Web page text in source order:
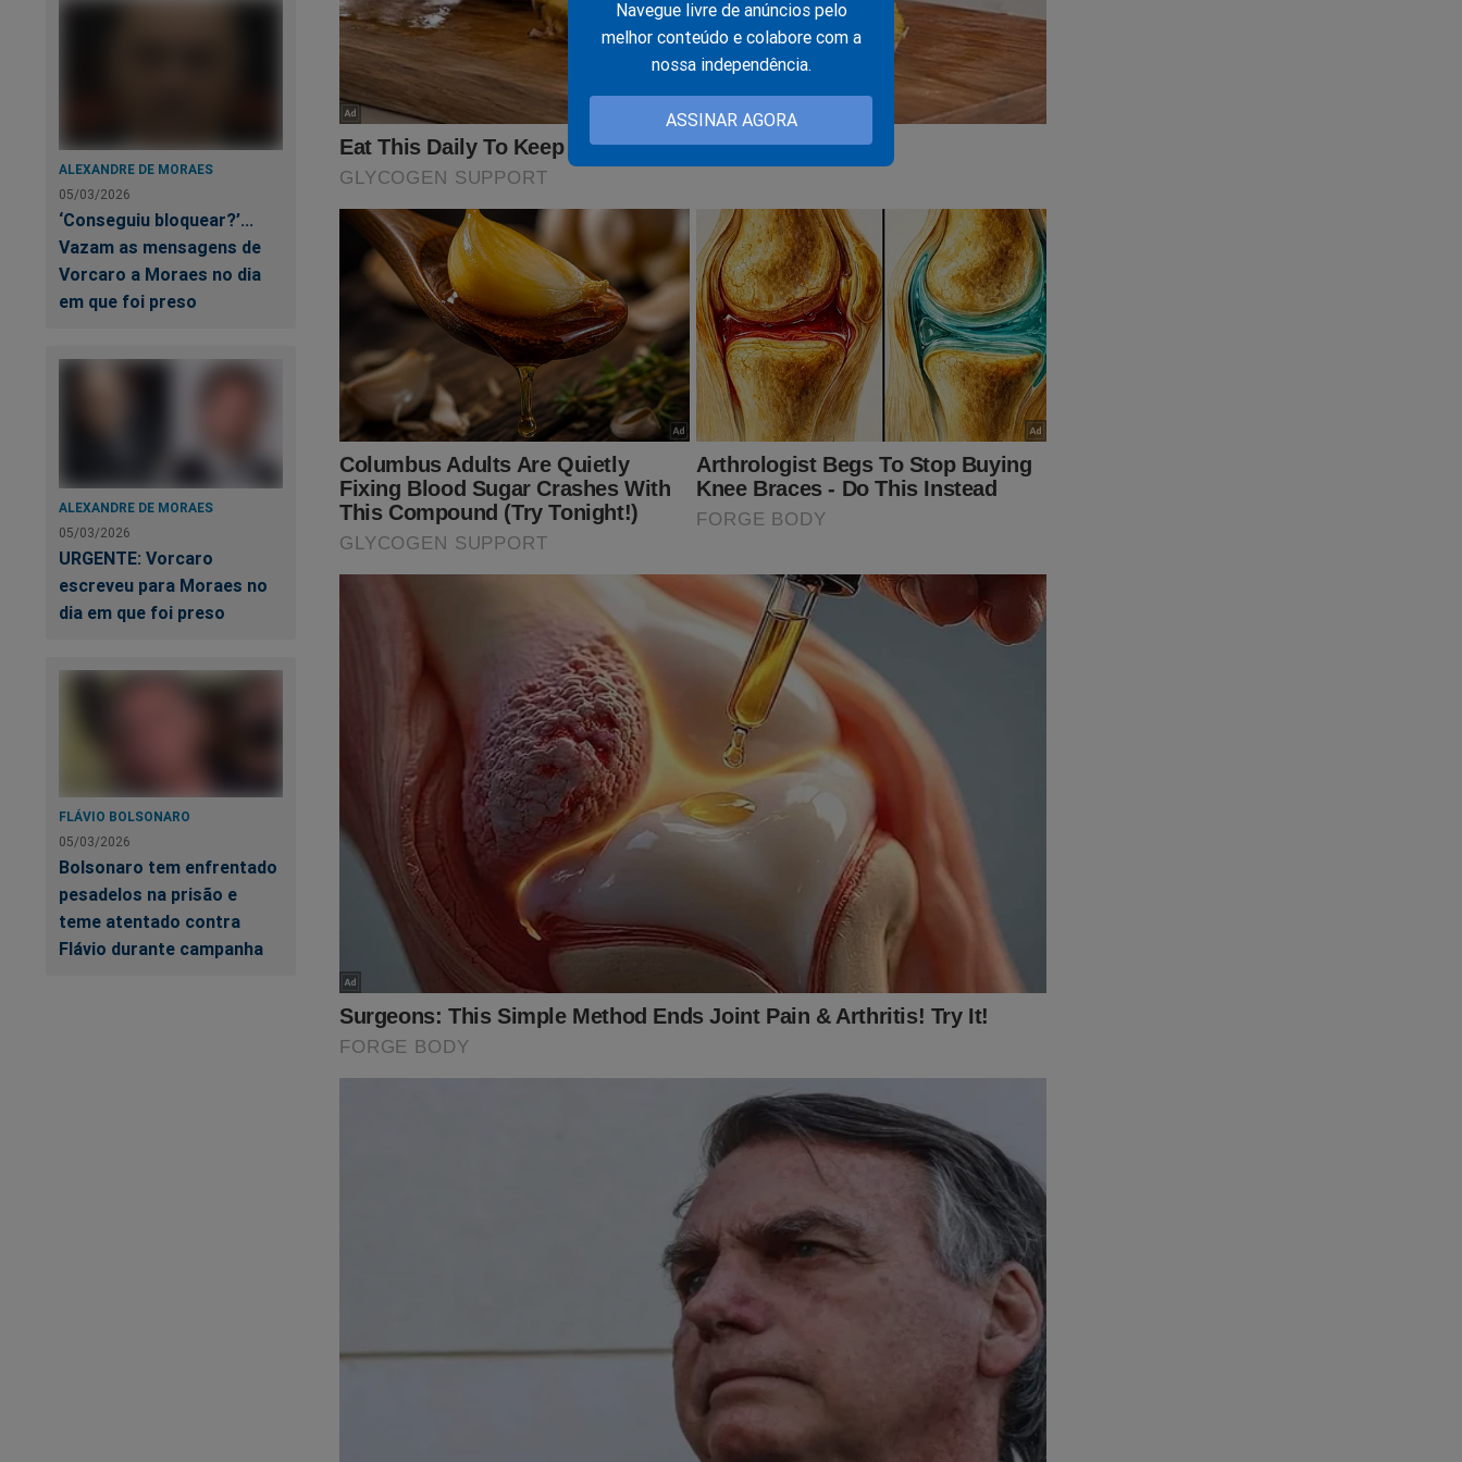
Navegue livre de anúncios pelo
melhor conteúdo e colabore com a
nossa independência.
ASSINAR AGORA
ALEXANDRE DE MORAES
05/03/2026
‘Conseguiu bloquear?’...
Vazam as mensagens de
Vorcaro a Moraes no dia
em que foi preso
ALEXANDRE DE MORAES
05/03/2026
URGENTE: Vorcaro
escreveu para Moraes no
dia em que foi preso
FLÁVIO BOLSONARO
05/03/2026
Bolsonaro tem enfrentado
pesadelos na prisão e
teme atentado contra
Flávio durante campanha
SEU APOIO É MUITO IMPORTANTE! CONTAMOS COM VOCÊ!